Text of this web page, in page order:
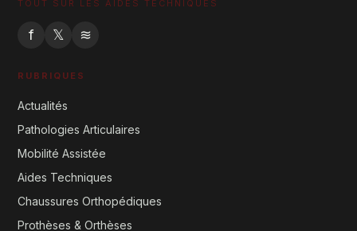
TOUT SUR LES AIDES TECHNIQUES
f 𝕏 ≋
RUBRIQUES
Actualités
Pathologies Articulaires
Mobilité Assistée
Aides Techniques
Chaussures Orthopédiques
Prothèses & Orthèses